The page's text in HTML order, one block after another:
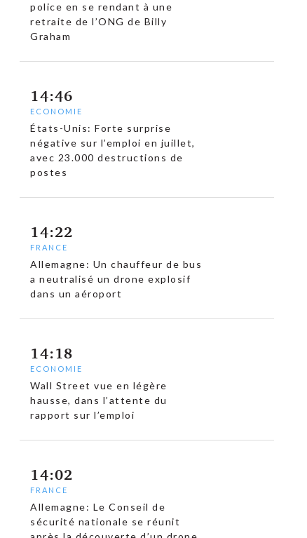
police en se rendant à une
retraite de l’ONG de Billy
Graham
14:46
ECONOMIE
États-Unis: Forte surprise
négative sur l’emploi en juillet,
avec 23.000 destructions de
postes
14:22
FRANCE
Allemagne: Un chauffeur de bus
a neutralisé un drone explosif
dans un aéroport
14:18
ECONOMIE
Wall Street vue en légère
hausse, dans l’attente du
rapport sur l’emploi
14:02
FRANCE
Allemagne: Le Conseil de
sécurité nationale se réunit